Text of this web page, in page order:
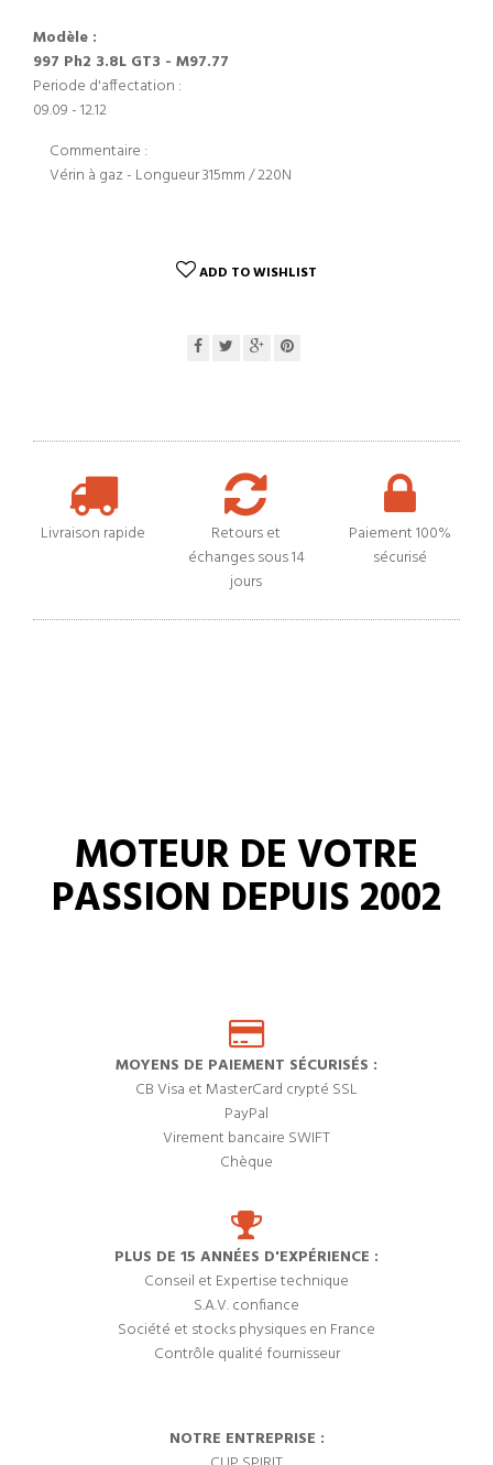
Modèle :
997 Ph2 3.8L GT3 - M97.77
Periode d'affectation :
09.09 - 12.12
Commentaire :
Vérin à gaz - Longueur 315mm / 220N
ADD TO WISHLIST
Livraison rapide
Retours et
échanges sous 14
jours
Paiement 100%
sécurisé
MOTEUR DE VOTRE
PASSION DEPUIS 2002
MOYENS DE PAIEMENT SÉCURISÉS :
CB Visa et MasterCard crypté SSL
PayPal
Virement bancaire SWIFT
Chèque
PLUS DE 15 ANNÉES D'EXPÉRIENCE :
Conseil et Expertise technique
S.A.V. confiance
Société et stocks physiques en France
Contrôle qualité fournisseur
NOTRE ENTREPRISE :